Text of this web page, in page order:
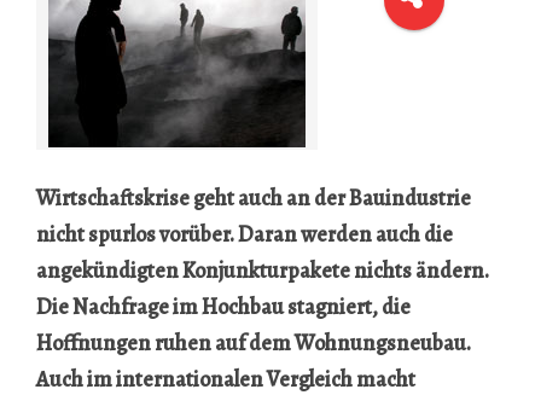
Wirtschaftskrise geht auch an der Bauindustrie
nicht spurlos vorüber. Daran­ werden auch die
angekündigten Konjunkturpakete nichts ändern.
Die Nachfrage im Hochbau stagniert, die
Hoffnungen ruhen auf dem Wohnungsneubau.
Auch im internationalen Vergleich macht